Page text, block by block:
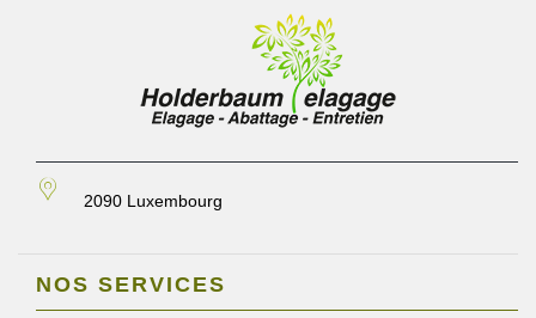
2090 Luxembourg
NOS SERVICES